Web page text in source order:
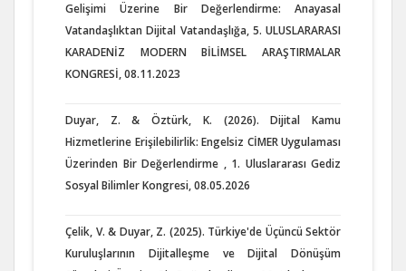
Gelişimi Üzerine Bir Değerlendirme: Anayasal
Vatandaşlıktan Dijital Vatandaşlığa, 5. ULUSLARARASI
KARADENİZ MODERN BİLİMSEL ARAŞTIRMALAR
KONGRESİ, 08.11.2023
Duyar, Z. & Öztürk, K. (2026). Dijital Kamu
Hizmetlerine Erişilebilirlik: Engelsiz CİMER Uygulaması
Üzerinden Bir Değerlendirme , 1. Uluslararası Gediz
Sosyal Bilimler Kongresi, 08.05.2026
Çelik, V. & Duyar, Z. (2025). Türkiye'de Üçüncü Sektör
Kuruluşlarının Dijitalleşme ve Dijital Dönüşüm